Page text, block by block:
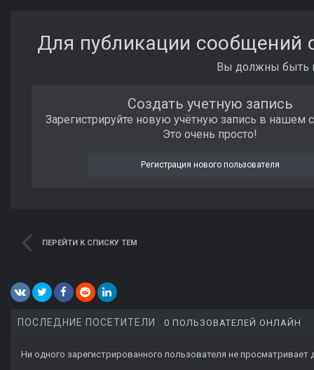
Для публикации сообщений
Вы должны быть
Создать учетную запись
Зарегистрируйте новую учётную запись в нашем
Это очень просто!
Регистрация нового пользователя
ПЕРЕЙТИ К СПИСКУ ТЕМ
ПОСЛЕДНИЕ ПОСЕТИТЕЛИ 0 ПОЛЬЗОВАТЕЛЕЙ ОНЛАЙН
Ни одного зарегистрированного пользователя не просматривает